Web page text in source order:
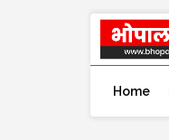
Home